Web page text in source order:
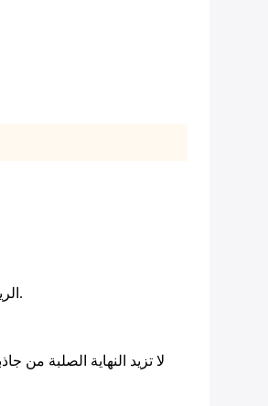
كقطع أساسية من المصنع، هذه الأضواء الخلفية مصنوعة بأعلى معايير الجودة، وضمان تناسب مثالي والتكامل السلس مع Haval Hover H6 الرياضة.
لا تزيد النهاية الصلبة من